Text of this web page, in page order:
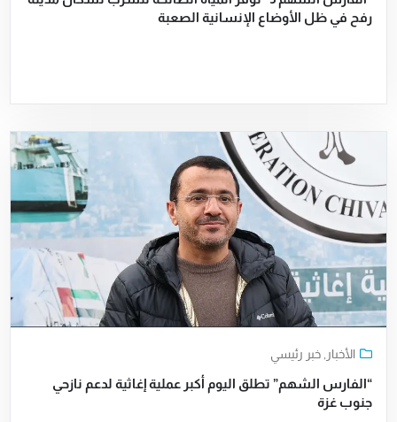
رفح في ظل الأوضاع الإنسانية الصعبة
الأخبار ,خبر رئيسي
“الفارس الشهم” تطلق اليوم أكبر عملية إغاثية لدعم نازحي
جنوب غزة